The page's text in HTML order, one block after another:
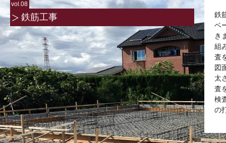
vol.08
鉄筋工事
鉄
ベ
き
組
査
図
太
査
検
の